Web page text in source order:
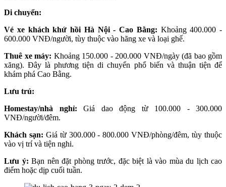
Di chuyển:
Vé xe khách khứ hồi Hà Nội - Cao Bằng: Khoảng 400.000 -
600.000 VNĐ/người, tùy thuộc vào hãng xe và loại ghế.
Thuê xe máy: Khoảng 150.000 - 200.000 VNĐ/ngày (đã bao gồm
xăng). Đây là phương tiện di chuyển phổ biến và thuận tiện để
khám phá Cao Bằng.
Lưu trú:
Homestay/nhà nghỉ: Giá dao động từ 100.000 - 300.000
VNĐ/người/đêm.
Khách sạn: Giá từ 300.000 - 800.000 VNĐ/phòng/đêm, tùy thuộc
vào vị trí và tiện nghi.
Lưu ý: Bạn nên đặt phòng trước, đặc biệt là vào mùa du lịch cao
điểm hoặc dịp cuối tuần.